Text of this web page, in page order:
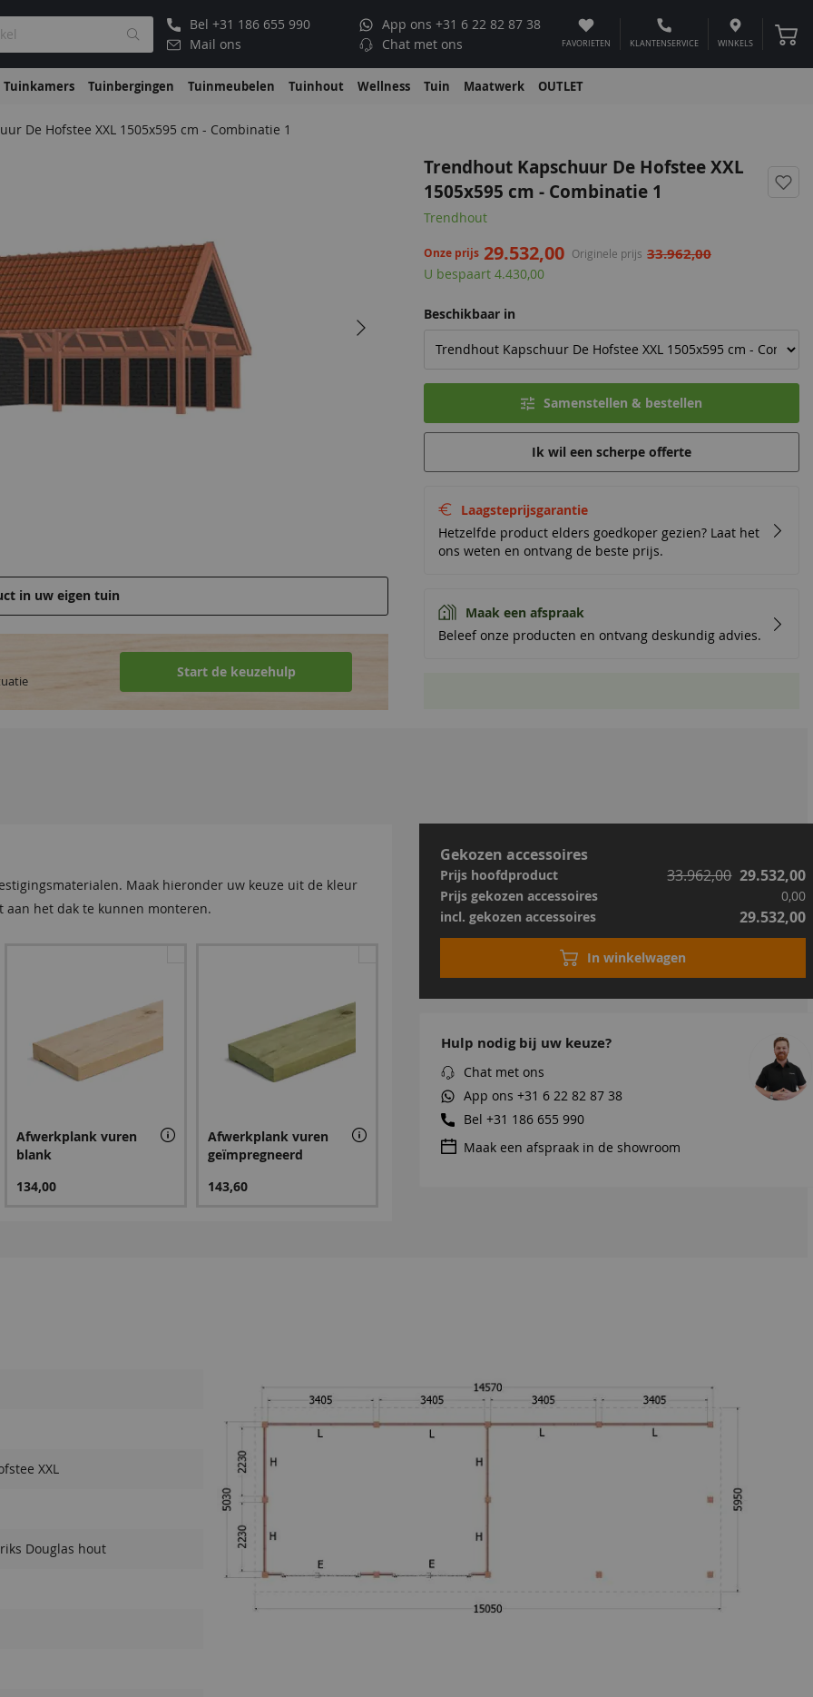
Bel +31 186 655 990 App ons +31 6 22 82 87 38
Mail ons
Chat met ons FAVORIETEN KLANTENSERVICE WINKELS
Tuinkamers Tuinbergingen Tuinmeubelen Tuinhout Wellness Tuin Maatwerk OUTLET
De Hofstee XXL 1505x595 cm - Combinatie 1
in uw eigen tuin
Start de keuzehulp
Trendhout Kapschuur De Hofstee XXL
1505x595 cm - Combinatie 1
Trendhout
Originele prijs 33.962,00
Onze prijs 29.532,00
U bespaart 4.430,00
Beschikbaar in
Laagsteprijsgarantie
Hetzelfde product elders goedkoper gezien? Laat het
ons weten en ontvang de beste prijs.
Maak een afspraak
Beleef onze producten en ontvang deskundig advies.
Samenstellen & bestellen
Ik wil een scherpe offerte
Maak hieronder uw keuze uit de kleur
het dak te kunnen monteren.
Afwerkplank vuren
blank
134,00
Afwerkplank vuren
geïmpregneerd
143,60
Gekozen accessoires
Prijs hoofdproduct 33.962,00 29.532,00
Prijs gekozen accessoires 0,00
29.532,00
incl. gekozen accessoires
In winkelwagen
Hulp nodig bij uw keuze?
Bel +31 186 655 990
App ons +31 6 22 82 87 38
Chat met ons
Maak een afspraak in de showroom
XXL
Douglas hout